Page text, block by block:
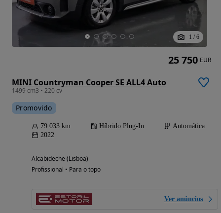
1 / 6
MINI Countryman Cooper SE ALL4 Auto
1499 cm3 • 220 cv
Promovido
79 033 km Híbrido Plug-In
Automática
2022
Alcabideche (Lisboa)
Profissional • Para o topo
Ver anúncios
25 750 EUR